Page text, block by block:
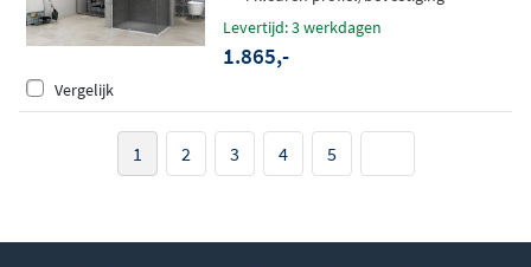
Levertijd: 3 werkdagen
1.865,-
Vergelijk
1 2 3 4 5